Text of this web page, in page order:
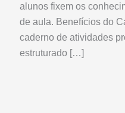
alunos fixem os
de aula. Benefícios do
caderno de atividades
estruturado […]